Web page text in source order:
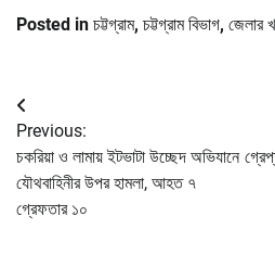
Posted in চট্টগ্রাম, চট্টগ্রাম বিভাগ, জেলার
Post
navigation
Previous:
চকরিয়া ও লামায় ইটভাটা উচ্ছেদ অভিযানে
যৌথবাহিনীর উপর হামলা, আহত ৭
গ্রেফতার ১০